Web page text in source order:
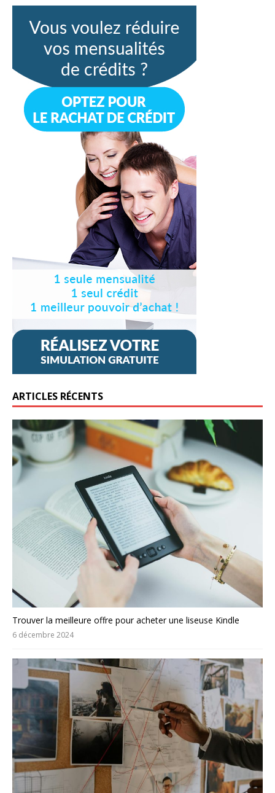
ARTICLES RÉCENTS
Trouver la meilleure offre pour acheter une liseuse Kindle
6 décembre 2024